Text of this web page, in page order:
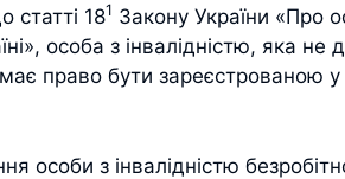
статті 181 Закону України «Про
особа з інвалідністю, яка
право бути зареєстрованою у
особи з інвалідністю